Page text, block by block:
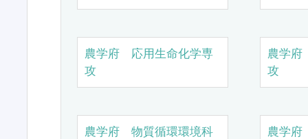
農学府 応用生命化学専
攻
農学
攻
農学府 物質循環環境科
農学